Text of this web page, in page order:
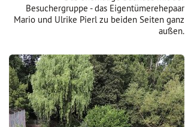
Besuchergruppe - das Eigentümerehepaar
Mario und Ulrike Pierl zu beiden Seiten ganz
außen.